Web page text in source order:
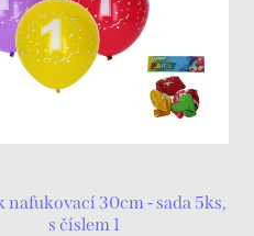
nafukovací 30cm - sada 5ks,
s číslem 1